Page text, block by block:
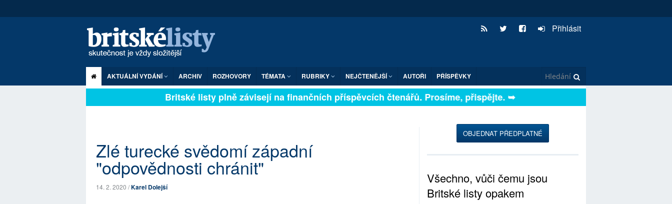
Přihlásit
AKTUÁLNÍ VYDÁNÍ ARCHIV ROZHOVORY TÉMATA RUBRIKY NEJČTENĚJŠÍ AUTOŘI PŘÍSPĚVKY
Britské listy plně závisejí na finančních příspěvcích čtenářů. Prosíme, přispějte. ➥
Zlé turecké svědomí západní
"odpovědnosti chránit"
14. 2. 2020 /Karel Dolejší
OBJEDNAT PŘEDPLATNÉ
Všechno, vůči čemu jsou
Britské listy opakem